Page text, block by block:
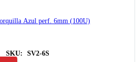
Azul perf. 6mm (100U)
SKU:
SV2-6S